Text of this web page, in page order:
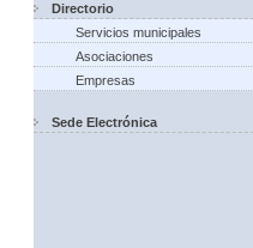
Directorio
Servicios municipales
Asociaciones
Empresas
Sede Electrónica